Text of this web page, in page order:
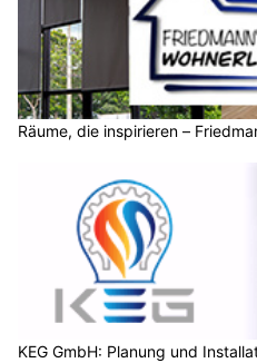
Räume, die inspirieren –
KEG GmbH: Planung und